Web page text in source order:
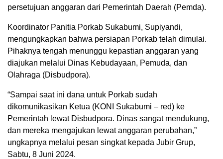
persetujuan anggaran dari Pemerintah Daerah (Pemda).
Koordinator Panitia Porkab Sukabumi, Supiyandi,
mengungkapkan bahwa persiapan Porkab telah dimulai.
Pihaknya tengah menunggu kepastian anggaran yang
diajukan melalui Dinas Kebudayaan, Pemuda, dan
Olahraga (Disbudpora).
“Sampai saat ini dana untuk Porkab sudah
dikomunikasikan Ketua (KONI Sukabumi – red) ke
Pemerintah lewat Disbudpora. Dinas sangat mendukung,
dan mereka mengajukan lewat anggaran perubahan,”
ungkapnya melalui pesan singkat kepada Jubir Grup,
Sabtu, 8 Juni 2024.